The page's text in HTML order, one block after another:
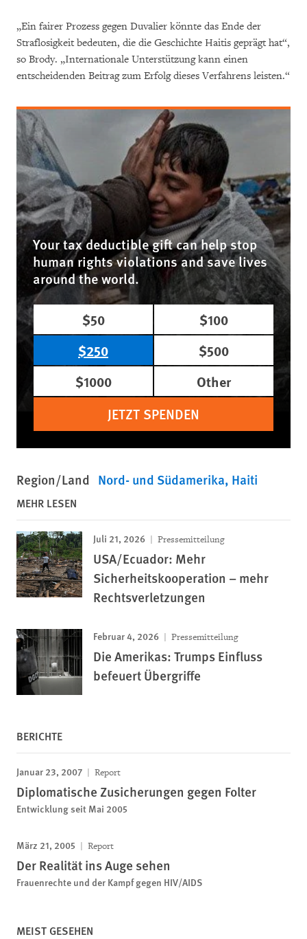
„Ein fairer Prozess gegen Duvalier könnte das Ende der
Straflosigkeit bedeuten, die die Geschichte Haitis geprägt hat“,
so Brody. „Internationale Unterstützung kann einen
entscheidenden Beitrag zum Erfolg dieses Verfahrens leisten.“
Your tax deductible gift can help stop
human rights violations and save lives
around the world.
$50
$100
$250
$500
$1000
Other
JETZT SPENDEN
Region/Land Nord- und Südamerika Haiti
MEHR LESEN
Juli 21, 2026 Pressemitteilung
USA/Ecuador: Mehr
Sicherheitskooperation – mehr
Rechtsverletzungen
Februar 4, 2026 Pressemitteilung
Die Amerikas: Trumps Einfluss
befeuert Übergriffe
BERICHTE
Januar 23, 2007 Report
Diplomatische Zusicherungen gegen Folter
Entwicklung seit Mai 2005
März 21, 2005 Report
Der Realität ins Auge sehen
Frauenrechte und der Kampf gegen HIV/AIDS
MEIST GESEHEN